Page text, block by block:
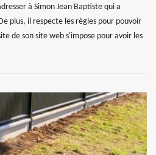
à Simon Jean Baptiste qui a
plus, il respecte les règles pour pouvoir
de son site web s'impose pour avoir les